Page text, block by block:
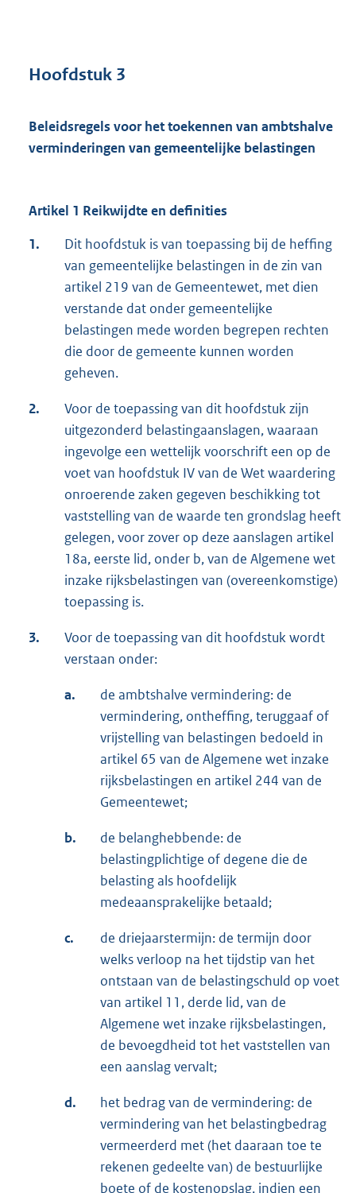
Hoofdstuk 3
Beleidsregels voor het toekennen van ambtshalve
verminderingen van gemeentelijke belastingen
Artikel 1 Reikwijdte en definities
1.
Dit hoofdstuk is van toepassing bij de heffing
van gemeentelijke belastingen in de zin van
artikel 219 van de Gemeentewet, met dien
verstande dat onder gemeentelijke
belastingen mede worden begrepen rechten
die door de gemeente kunnen worden
geheven.
2.
Voor de toepassing van dit hoofdstuk zijn
uitgezonderd belastingaanslagen, waaraan
ingevolge een wettelijk voorschrift een op de
voet van hoofdstuk IV van de Wet waardering
onroerende zaken gegeven beschikking tot
vaststelling van de waarde ten grondslag heeft
gelegen, voor zover op deze aanslagen artikel
18a, eerste lid, onder b, van de Algemene wet
inzake rijksbelastingen van (overeenkomstige)
toepassing is.
3.
Voor de toepassing van dit hoofdstuk wordt
verstaan onder:
a.
de ambtshalve vermindering: de
vermindering, ontheffing, teruggaaf of
vrijstelling van belastingen bedoeld in
artikel 65 van de Algemene wet inzake
rijksbelastingen en artikel 244 van de
Gemeentewet;
b.
de belanghebbende: de
belastingplichtige of degene die de
belasting als hoofdelijk
medeaansprakelijke betaald;
c.
de driejaarstermijn: de termijn door
welks verloop na het tijdstip van het
ontstaan van de belastingschuld op voet
van artikel 11, derde lid, van de
Algemene wet inzake rijksbelastingen,
de bevoegdheid tot het vaststellen van
een aanslag vervalt;
d.
het bedrag van de vermindering: de
vermindering van het belastingbedrag
vermeerderd met (het daaraan toe te
rekenen gedeelte van) de bestuurlijke
boete of de kostenopslag, indien een